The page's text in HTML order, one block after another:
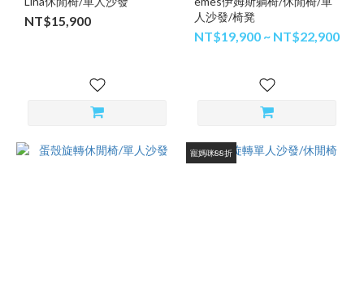
NT$15,900
人沙發/椅凳
NT$19,900 ~ NT$22,900
寵媽咪88折